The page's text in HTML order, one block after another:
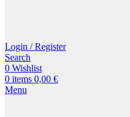
Login / Register
Search
0 Wishlist
0 items 0,00 €
Menu